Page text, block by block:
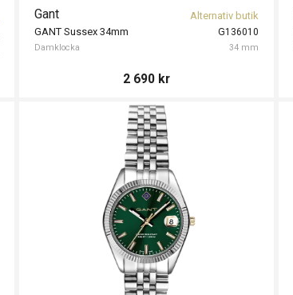
G136010
Gant
Damklocka 34 mm
GANT Sussex 34mm
Alternativ butik
2 690 kr